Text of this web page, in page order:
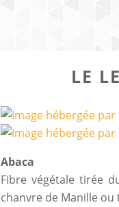
LE
Abaca
Fibre végétale tirée
chanvre de Manille